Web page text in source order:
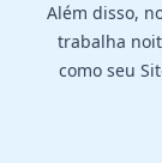
Além disso,
trabalha
como seu